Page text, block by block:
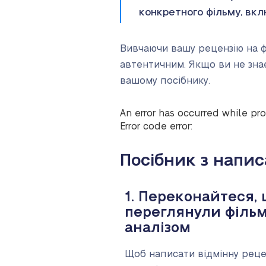
конкретного фільму,
Вивчаючи вашу рецензію на
автентичним. Якщо ви не
вашому посібнику.
An error has occurred while
Error code error:
Посібник з
1. Переконайтеся,
переглянули
аналізом
Щоб написати відмінну